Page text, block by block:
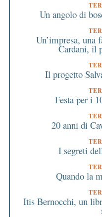
Un angolo di
Un’impresa,
Cardani, il
Il progetto
Festa per i
20 anni di
I segreti
Quando la
Itis Bernocchi, un